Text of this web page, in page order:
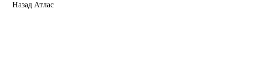
Назад Атлас